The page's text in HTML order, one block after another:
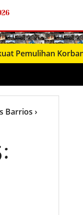
Korban
Barrios ›